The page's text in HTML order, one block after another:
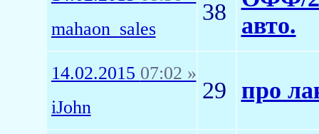
mahaon_sales
38
авто.
14.02.2015 07:02 »
iJohn
29 про